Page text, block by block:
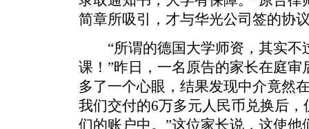
简章所吸引，才与华光公司签的协
“所谓的德国大学师资，其实不
课！”昨日，一名原告的家长在庭审
多了一个心眼，结果发现中介竟然
我们交付的6万多元人民币兑换后
们的账户中。”这位家长说，这使他